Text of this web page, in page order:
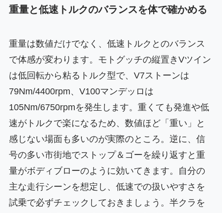
重量と低速トルクのバランスを体で確かめる
重量は数値だけでなく、低速トルクとのバランス
で体感が変わります。モトグッチの縦置きVツイン
は低回転から粘るトルク型で、V7ストーンは
79Nm/4400rpm、V100マンデッロは
105Nm/6750rpmを発生します。重くても発進や低
速がトルクで楽になるため、数値ほど「重い」と
感じない場面も多いのが実際のところ。逆に、信
号の多い市街地でストップ＆ゴーを繰り返すと重
量がボディブローのように効いてきます。自分の
主な走行シーンを想定し、低速での扱いやすさを
試乗で必ずチェックしておきましょう。半クラを